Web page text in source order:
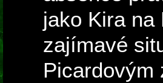
jako Kira
zajímavé
Picardovým